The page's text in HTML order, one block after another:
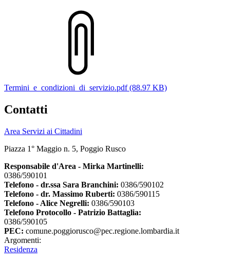
Termini_e_condizioni_di_servizio.pdf (88.97 KB)
Contatti
Area Servizi ai Cittadini
Piazza 1° Maggio n. 5, Poggio Rusco
Responsabile d'Area - Mirka Martinelli:
0386/590101
Telefono - dr.ssa Sara Branchini: 0386/590102
Telefono - dr. Massimo Ruberti: 0386/590115
Telefono - Alice Negrelli: 0386/590103
Telefono Protocollo - Patrizio Battaglia:
0386/590105
PEC: comune.poggiorusco@pec.regione.lombardia.it
Argomenti:
Residenza